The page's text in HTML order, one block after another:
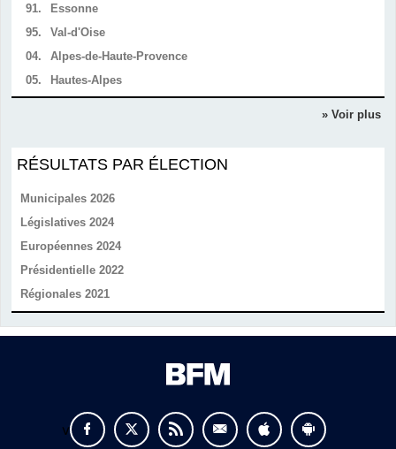
91.
Essonne
95.
Val-d'Oise
04.
Alpes-de-Haute-Provence
05.
Hautes-Alpes
» Voir plus
RÉSULTATS PAR ÉLECTION
Municipales 2026
Législatives 2024
Européennes 2024
Présidentielle 2022
Régionales 2021
v